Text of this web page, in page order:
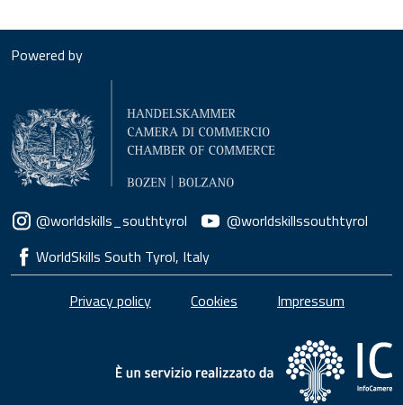
Powered by
Social menu
@worldskills_southtyrol
@worldskillssouthtyrol
WorldSkills South Tyrol, Italy
Piè di pagina
Privacy policy Cookies Impressum